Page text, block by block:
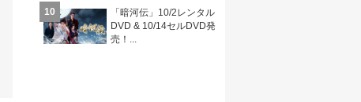
10
「暗河伝」10/2レンタル
DVD & 10/14セルDVD発
売！...